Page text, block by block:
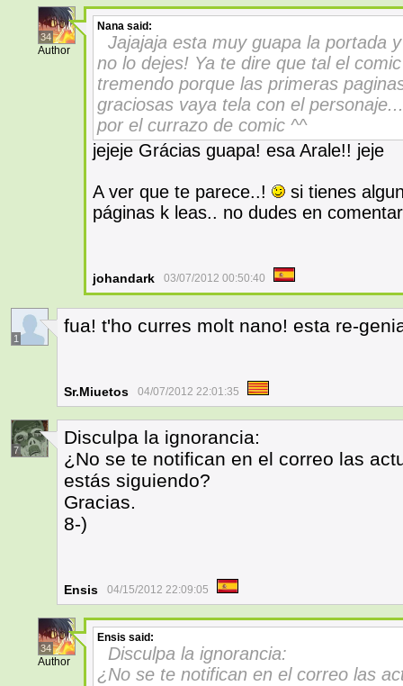
34
Author
Nana said:
Jajajaja esta muy guapa la portada
no lo dejes! Ya te dire que tal el
tremendo porque las primeras
graciosas vaya tela con el
por el currazo de comic ^^
jejeje Grácias guapa! esa Arale!! jeje
A ver que te parece..!
si tienes
páginas k leas.. no dudes en
johandark 03/07/2012 00:50:40
1
fua! t'ho curres molt nano! esta re-
Sr.Miuetos 04/07/2012 22:01:35
7
Disculpa la ignorancia:
¿No se te notifican en el correo las
estás siguiendo?
Gracias.
8-)
Ensis 04/15/2012 22:09:05
34
Author
Ensis said:
Disculpa la ignorancia:
¿No se te notifican en el correo las